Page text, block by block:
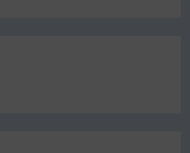
ofwel een account
om deze crypto